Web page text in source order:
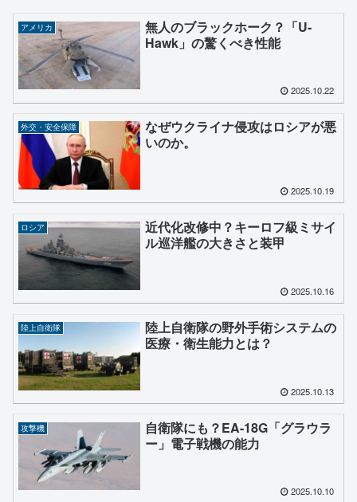
アメリカ
無人のブラックホーク？「U-
Hawk」の驚くべき性能
2025.10.22
外交・安全保障
なぜウクライナ侵攻はロシアが悪
いのか。
2025.10.19
ロシア
近代化改修中？キーロフ級ミサイ
ル巡洋艦の大きさと装甲
2025.10.16
陸上自衛隊
陸上自衛隊の野外手術システムの
医療・衛生能力とは？
2025.10.13
攻撃機
自衛隊にも？EA-18G「グラウラ
ー」電子戦機の能力
2025.10.10